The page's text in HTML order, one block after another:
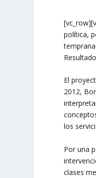
política,
El
2012,
los
Por una
clases